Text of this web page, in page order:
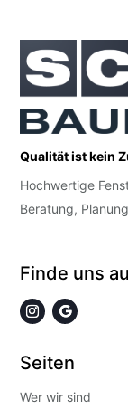
Qualität ist kein
Hochwertige
Beratung,
Finde uns
Seiten
Wer wir sind